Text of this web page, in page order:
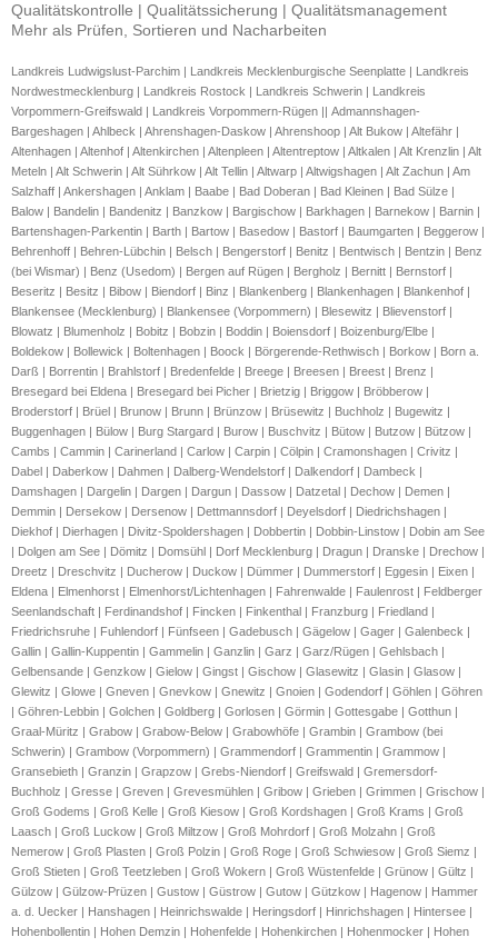
Qualitätskontrolle | Qualitätssicherung | Qualitätsmanagement
Mehr als Prüfen, Sortieren und Nacharbeiten
Landkreis Ludwigslust-Parchim | Landkreis Mecklenburgische Seenplatte | Landkreis
Nordwestmecklenburg | Landkreis Rostock | Landkreis Schwerin | Landkreis
Vorpommern-Greifswald | Landkreis Vorpommern-Rügen || Admannshagen-
Bargeshagen | Ahlbeck | Ahrenshagen-Daskow | Ahrenshoop | Alt Bukow | Altefähr |
Altenhagen | Altenhof | Altenkirchen | Altenpleen | Altentreptow | Altkalen | Alt Krenzlin | Alt
Meteln | Alt Schwerin | Alt Sührkow | Alt Tellin | Altwarp | Altwigshagen | Alt Zachun | Am
Salzhaff | Ankershagen | Anklam | Baabe | Bad Doberan | Bad Kleinen | Bad Sülze |
Balow | Bandelin | Bandenitz | Banzkow | Bargischow | Barkhagen | Barnekow | Barnin |
Bartenshagen-Parkentin | Barth | Bartow | Basedow | Bastorf | Baumgarten | Beggerow |
Behrenhoff | Behren-Lübchin | Belsch | Bengerstorf | Benitz | Bentwisch | Bentzin | Benz
(bei Wismar) | Benz (Usedom) | Bergen auf Rügen | Bergholz | Bernitt | Bernstorf |
Beseritz | Besitz | Bibow | Biendorf | Binz | Blankenberg | Blankenhagen | Blankenhof |
Blankensee (Mecklenburg) | Blankensee (Vorpommern) | Blesewitz | Blievenstorf |
Blowatz | Blumenholz | Bobitz | Bobzin | Boddin | Boiensdorf | Boizenburg/Elbe |
Boldekow | Bollewick | Boltenhagen | Boock | Börgerende-Rethwisch | Borkow | Born a.
Darß | Borrentin | Brahlstorf | Bredenfelde | Breege | Breesen | Breest | Brenz |
Bresegard bei Eldena | Bresegard bei Picher | Brietzig | Briggow | Bröbberow |
Broderstorf | Brüel | Brunow | Brunn | Brünzow | Brüsewitz | Buchholz | Bugewitz |
Buggenhagen | Bülow | Burg Stargard | Burow | Buschvitz | Bütow | Butzow | Bützow |
Cambs | Cammin | Carinerland | Carlow | Carpin | Cölpin | Cramonshagen | Crivitz |
Dabel | Daberkow | Dahmen | Dalberg-Wendelstorf | Dalkendorf | Dambeck |
Damshagen | Dargelin | Dargen | Dargun | Dassow | Datzetal | Dechow | Demen |
Demmin | Dersekow | Dersenow | Dettmannsdorf | Deyelsdorf | Diedrichshagen |
Diekhof | Dierhagen | Divitz-Spoldershagen | Dobbertin | Dobbin-Linstow | Dobin am See
| Dolgen am See | Dömitz | Domsühl | Dorf Mecklenburg | Dragun | Dranske | Drechow |
Dreetz | Dreschvitz | Ducherow | Duckow | Dümmer | Dummerstorf | Eggesin | Eixen |
Eldena | Elmenhorst | Elmenhorst/Lichtenhagen | Fahrenwalde | Faulenrost | Feldberger
Seenlandschaft | Ferdinandshof | Fincken | Finkenthal | Franzburg | Friedland |
Friedrichsruhe | Fuhlendorf | Fünfseen | Gadebusch | Gägelow | Gager | Galenbeck |
Gallin | Gallin-Kuppentin | Gammelin | Ganzlin | Garz | Garz/Rügen | Gehlsbach |
Gelbensande | Genzkow | Gielow | Gingst | Gischow | Glasewitz | Glasin | Glasow |
Glewitz | Glowe | Gneven | Gnevkow | Gnewitz | Gnoien | Godendorf | Göhlen | Göhren
| Göhren-Lebbin | Golchen | Goldberg | Gorlosen | Görmin | Gottesgabe | Gotthun |
Graal-Müritz | Grabow | Grabow-Below | Grabowhöfe | Grambin | Grambow (bei
Schwerin) | Grambow (Vorpommern) | Grammendorf | Grammentin | Grammow |
Gransebieth | Granzin | Grapzow | Grebs-Niendorf | Greifswald | Gremersdorf-
Buchholz | Gresse | Greven | Grevesmühlen | Gribow | Grieben | Grimmen | Grischow |
Groß Godems | Groß Kelle | Groß Kiesow | Groß Kordshagen | Groß Krams | Groß
Laasch | Groß Luckow | Groß Miltzow | Groß Mohrdorf | Groß Molzahn | Groß
Nemerow | Groß Plasten | Groß Polzin | Groß Roge | Groß Schwiesow | Groß Siemz |
Groß Stieten | Groß Teetzleben | Groß Wokern | Groß Wüstenfelde | Grünow | Gültz |
Gülzow | Gülzow-Prüzen | Gustow | Güstrow | Gutow | Gützkow | Hagenow | Hammer
a. d. Uecker | Hanshagen | Heinrichswalde | Heringsdorf | Hinrichshagen | Hintersee |
Hohenbollentin | Hohen Demzin | Hohenfelde | Hohenkirchen | Hohenmocker | Hohen